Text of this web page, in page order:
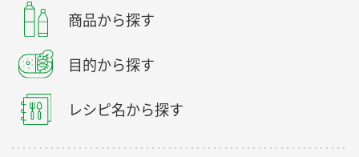
商品から探す
目的から探す
レシピ名から探す